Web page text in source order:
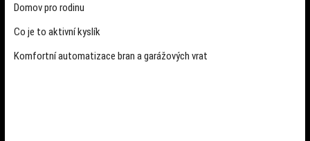
Domov pro rodinu
Co je to aktivní kyslík
Komfortní automatizace bran a garážových vrat